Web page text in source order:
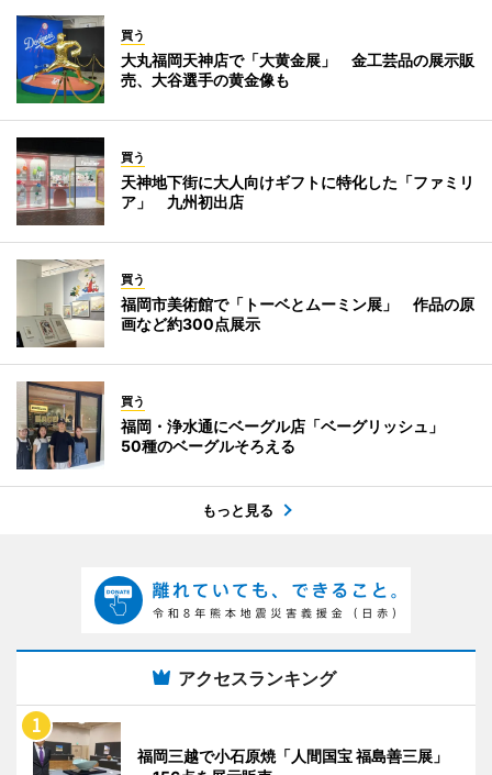
買う
大丸福岡天神店で「大黄金展」 金工芸品の展示販
売、大谷選手の黄金像も
買う
天神地下街に大人向けギフトに特化した「ファミリ
ア」 九州初出店
買う
福岡市美術館で「トーベとムーミン展」 作品の原
画など約300点展示
買う
福岡・浄水通にベーグル店「ベーグリッシュ」
50種のベーグルそろえる
もっと見る
アクセスランキング
福岡三越で小石原焼「人間国宝 福島善三展」